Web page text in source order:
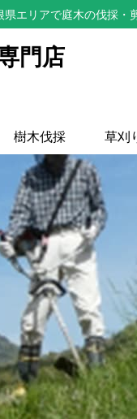
エリアで庭木の伐採
門店
樹木伐採 草刈